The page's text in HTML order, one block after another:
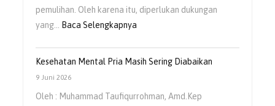
pemulihan. Oleh karena itu, diperlukan dukungan
yang…
Baca Selengkapnya
Kesehatan Mental Pria Masih Sering Diabaikan
9 Juni 2026
Oleh : Muhammad Taufiqurrohman, Amd.Kep